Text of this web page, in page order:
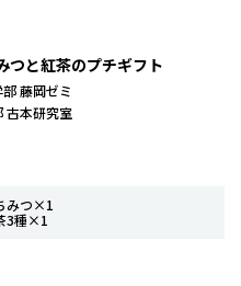
つと紅茶のプチギフト
藤岡ゼミ
古本研究室
みつ×1
3種×1